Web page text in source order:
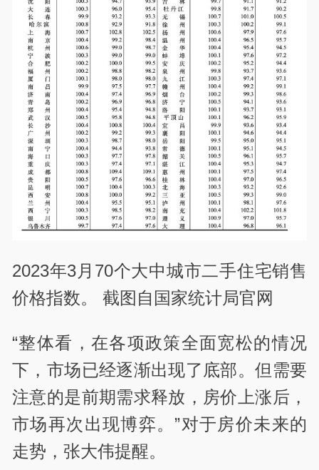
2023年3月70个大中城市二手住宅销售
价格指数。 截图自国家统计局官网
“整体看，在各项政策全面宽松的情况
下，市场已经逐渐出现了底部。但需要
注意的是前期需求释放，房价上涨后，
市场再次出现博弈。”对于房价未来的
走势，张大伟提醒。